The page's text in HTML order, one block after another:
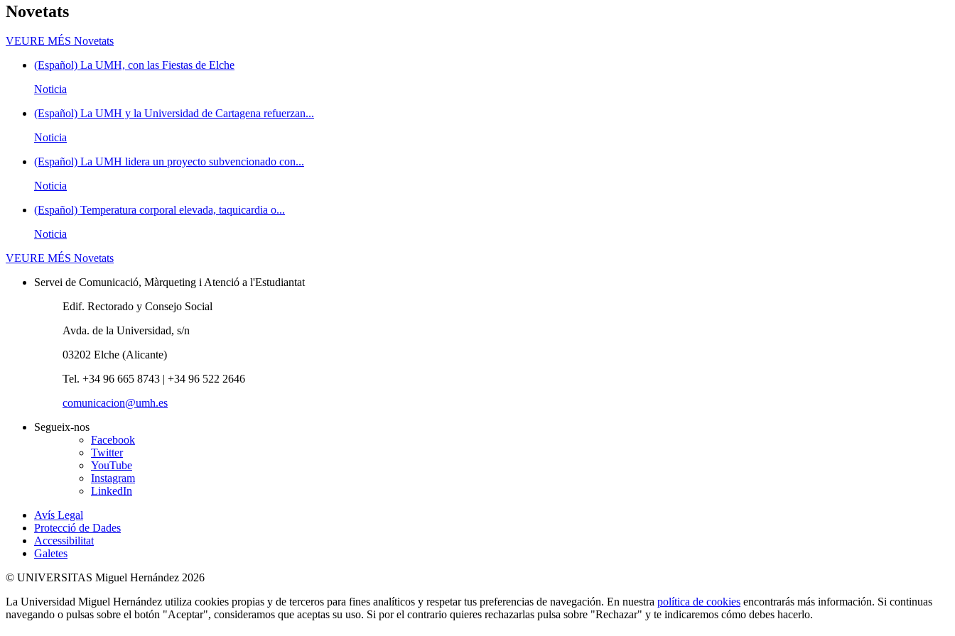
Novetats
VEURE MÉS Novetats
(Español) La UMH, con las Fiestas de Elche
Noticia
(Español) La UMH y la Universidad de Cartagena refuerzan...
Noticia
(Español) La UMH lidera un proyecto subvencionado con...
Noticia
(Español) Temperatura corporal elevada, taquicardia o...
Noticia
VEURE MÉS Novetats
Servei de Comunicació, Màrqueting i Atenció a l'Estudiantat
Edif. Rectorado y Consejo Social
Avda. de la Universidad, s/n
03202 Elche (Alicante)
Tel. +34 96 665 8743 | +34 96 522 2646
comunicacion@umh.es
Segueix-nos
Facebook
Twitter
YouTube
Instagram
LinkedIn
Avís Legal
Protecció de Dades
Accessibilitat
Galetes
© UNIVERSITAS Miguel Hernández 2026
La Universidad Miguel Hernández utiliza cookies propias y de terceros para fines analíticos y respetar tus preferencias de navegación. En nuestra política de cookies encontrarás más información. Si continuas
navegando o pulsas sobre el botón "Aceptar", consideramos que aceptas su uso. Si por el contrario quieres rechazarlas pulsa sobre "Rechazar" y te indicaremos cómo debes hacerlo.